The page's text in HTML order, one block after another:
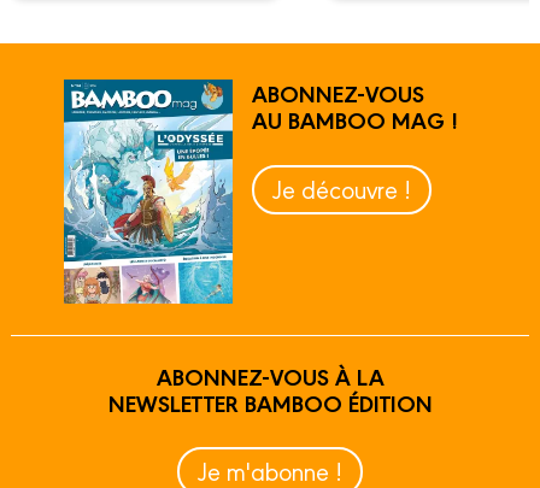
ABONNEZ-VOUS
AU BAMBOO MAG !
Je découvre !
ABONNEZ-VOUS À LA
NEWSLETTER BAMBOO ÉDITION
Je m'abonne !